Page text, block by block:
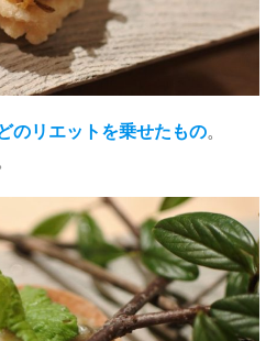
のリエットを乗せたもの。